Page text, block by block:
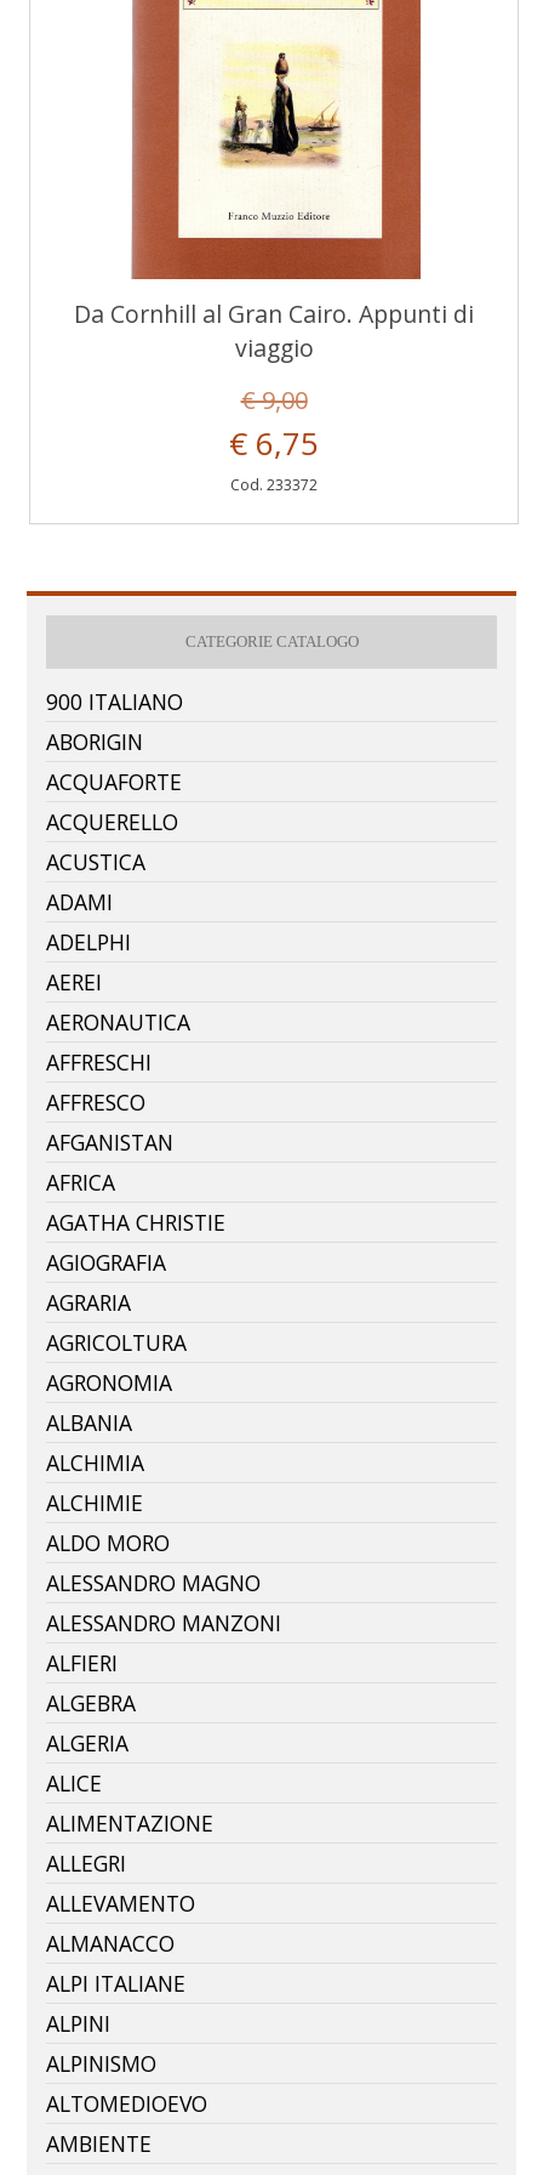
Da Cornhill al Gran Cairo. Appunti di
viaggio
€ 9,00
€ 6,75
Cod. 233372
CATEGORIE CATALOGO
900 ITALIANO
ABORIGIN
ACQUAFORTE
ACQUERELLO
ACUSTICA
ADAMI
ADELPHI
AEREI
AERONAUTICA
AFFRESCHI
AFFRESCO
AFGANISTAN
AFRICA
AGATHA CHRISTIE
AGIOGRAFIA
AGRARIA
AGRICOLTURA
AGRONOMIA
ALBANIA
ALCHIMIA
ALCHIMIE
ALDO MORO
ALESSANDRO MAGNO
ALESSANDRO MANZONI
ALFIERI
ALGEBRA
ALGERIA
ALICE
ALIMENTAZIONE
ALLEGRI
ALLEVAMENTO
ALMANACCO
ALPI ITALIANE
ALPINI
ALPINISMO
ALTOMEDIOEVO
AMBIENTE